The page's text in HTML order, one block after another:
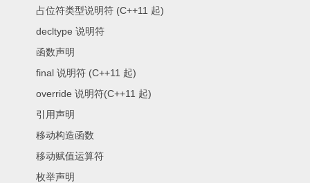
占位符类型说明符 (C++11 起)
decltype 说明符
函数声明
final 说明符 (C++11 起)
override 说明符(C++11 起)
引用声明
移动构造函数
移动赋值运算符
枚举声明